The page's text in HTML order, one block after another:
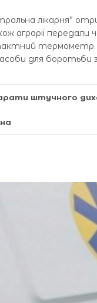
лікарня”
аграрії передали
термометр.
для боротьби
штучного